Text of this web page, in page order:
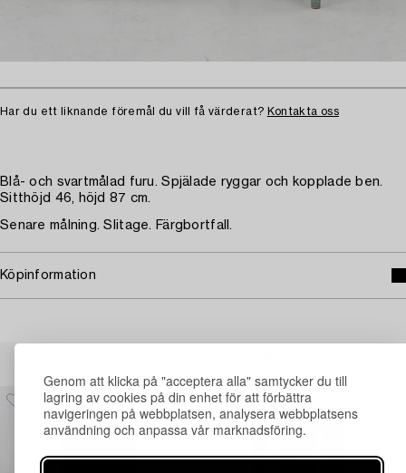
Genom att klicka på "acceptera alla" samtycker du till
lagring av cookies på din enhet för att förbättra
navigeringen på webbplatsen, analysera webbplatsens
användning och anpassa vår marknadsföring.
Har du ett liknande föremål du vill få värderat? Kontakta oss
Blå- och svartmålad furu. Spjälade ryggar och kopplade ben.
Sitthöjd 46, höjd 87 cm.
Senare målning. Slitage. Färgbortfall.
Köpinformation